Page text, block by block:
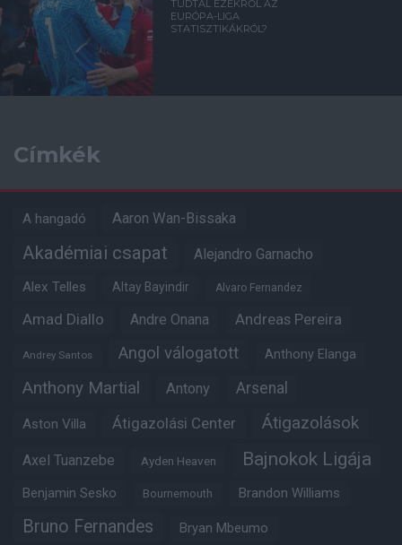
TUDTÁL EZEKRŐL AZ
EURÓPA-LIGA
STATISZTIKÁKRÓL?
Címkék
A hangadó Aaron Wan-Bissaka
Akadémiai csapat Alejandro Garnacho
Alex Telles Altay Bayindir Alvaro Fernandez
Amad Diallo Andre Onana Andreas Pereira
Andrey Santos Angol válogatott Anthony Elanga
Anthony Martial Antony Arsenal
Aston Villa Átigazolási Center Átigazolások
Axel Tuanzebe Ayden Heaven Bajnokok Ligája
Benjamin Sesko Bournemouth Brandon Williams
Bruno Fernandes Bryan Mbeumo